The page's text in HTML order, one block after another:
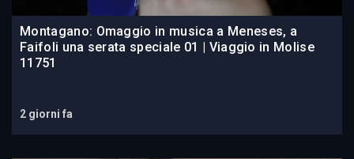
Montagano: Omaggio in musica a Meneses, a
Faifoli una serata speciale 01 | Viaggio in Molise
11751
2 giorni fa